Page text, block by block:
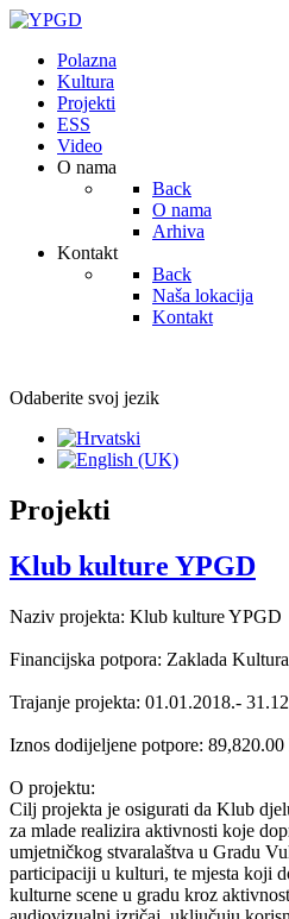
Polazna
Kultura
Projekti
ESS
Video
O nama
Back
O nama
Arhiva
Kontakt
Back
Naša lokacija
Kontakt
Odaberite svoj jezik
Projekti
Klub kulture YPGD
Naziv projekta: Klub kulture YPGD
Financijska potpora: Zaklada
Trajanje projekta: 01.01.2018.-
Iznos dodijeljene potpore: 89,820.00
O projektu:
Cilj projekta je osigurati da Klub
za mlade realizira aktivnosti koje
umjetničkog stvaralaštva u Gradu
participaciji u kulturi, te mjesta koji
kulturne scene u gradu kroz